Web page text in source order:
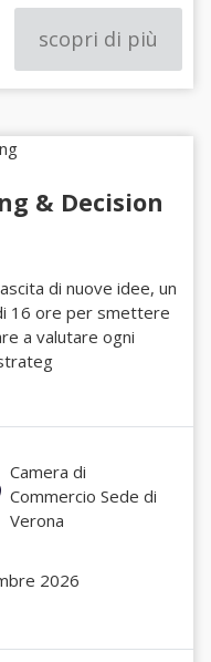
scopri di più
& Decision
di nuove idee, un
16 ore per smettere
a valutare ogni
Camera di
Commercio Sede di
Verona
2026